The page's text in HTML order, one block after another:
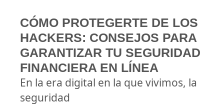
CÓMO PROTEGERTE DE LOS
HACKERS: CONSEJOS PARA
GARANTIZAR TU SEGURIDAD
FINANCIERA EN LÍNEA
En la era digital en la que vivimos, la
seguridad